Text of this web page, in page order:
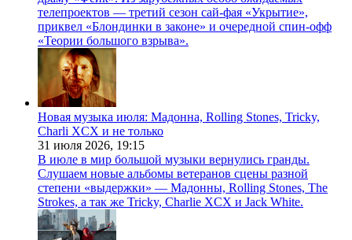
телепроектов — третий сезон сай-фая «Укрытие»,
приквел «Блондинки в законе» и очередной спин-офф
«Теории большого взрыва».
Новая музыка июля: Мадонна, Rolling Stones, Tricky,
Charli XCX и не только
31 июля 2026, 19:15
В июле в мир большой музыки вернулись гранды.
Слушаем новые альбомы ветеранов сцены разной
степени «выдержки» — Мадонны, Rolling Stones, The
Strokes, а так же Tricky, Charlie XCX и Jack White.